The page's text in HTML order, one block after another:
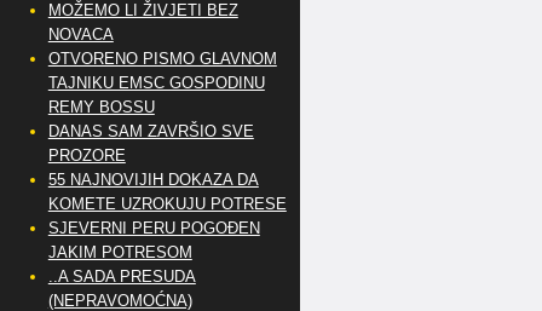
MOŽEMO LI ŽIVJETI BEZ
NOVACA
OTVORENO PISMO GLAVNOM
TAJNIKU EMSC GOSPODINU
REMY BOSSU
DANAS SAM ZAVRŠIO SVE
PROZORE
55 NAJNOVIJIH DOKAZA DA
KOMETE UZROKUJU POTRESE
SJEVERNI PERU POGOĐEN
JAKIM POTRESOM
..A SADA PRESUDA
(NEPRAVOMOĆNA)